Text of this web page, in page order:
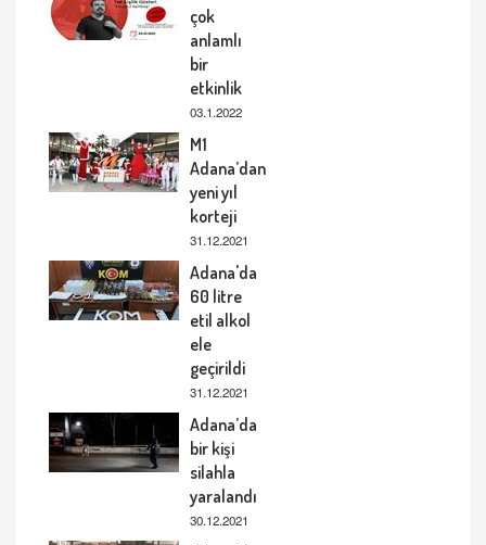
çok
anlamlı
bir
etkinlik
03.1.2022
M1
Adana’dan
yeni yıl
korteji
31.12.2021
Adana'da
60 litre
etil alkol
ele
geçirildi
31.12.2021
Adana’da
bir kişi
silahla
yaralandı
30.12.2021